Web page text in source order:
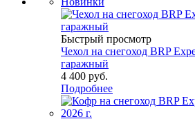
Быстрый просмотр
Чехол на снегоход BRP
гаражный
4 400 руб.
Подробнее